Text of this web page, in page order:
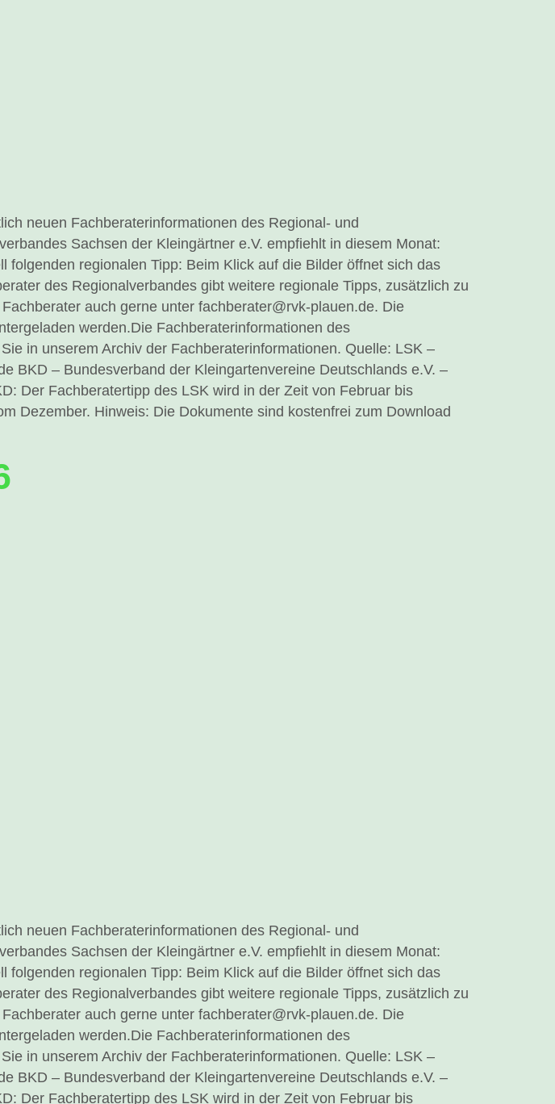
neuen Fachberaterinformationen des Regional- und
Sachsen der Kleingärtner e.V. empfiehlt in diesem Monat:
regionalen Tipp: Beim Klick auf die Bilder öffnet sich das
des Regionalverbandes gibt weitere regionale Tipps, zusätzlich zu
auch gerne unter fachberater@rvk-plauen.de. Die
werden.Die Fachberaterinformationen des
in unserem Archiv der Fachberaterinformationen. Quelle: LSK –
BKD – Bundesverband der Kleingartenvereine Deutschlands e.V. –
Der Fachberatertipp des LSK wird in der Zeit von Februar bis
Dezember. Hinweis: Die Dokumente sind kostenfrei zum Download
neuen Fachberaterinformationen des Regional- und
Sachsen der Kleingärtner e.V. empfiehlt in diesem Monat:
regionalen Tipp: Beim Klick auf die Bilder öffnet sich das
des Regionalverbandes gibt weitere regionale Tipps, zusätzlich zu
auch gerne unter fachberater@rvk-plauen.de. Die
werden.Die Fachberaterinformationen des
in unserem Archiv der Fachberaterinformationen. Quelle: LSK –
BKD – Bundesverband der Kleingartenvereine Deutschlands e.V. –
Der Fachberatertipp des LSK wird in der Zeit von Februar bis